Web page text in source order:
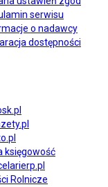
serwisu
o nadawcy
dostępności
księgowość
Rolnicze